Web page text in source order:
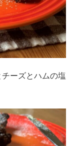
ーズとハムの塩